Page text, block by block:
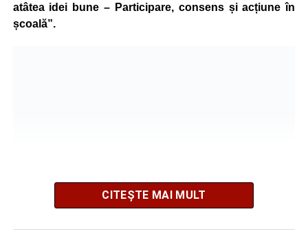
atâtea idei bune – Participare, consens și acțiune în
școală”.
CITEȘTE MAI MULT